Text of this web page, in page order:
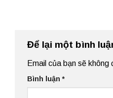
Để lại một bình
Email của bạn sẽ
Bình luận*